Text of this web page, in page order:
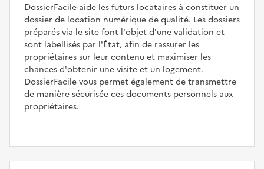
DossierFacile aide les futurs locataires à constituer un
dossier de location numérique de qualité. Les dossiers
préparés via le site font l'objet d'une validation et
sont labellisés par l'État, afin de rassurer les
propriétaires sur leur contenu et maximiser les
chances d'obtenir une visite et un logement.
DossierFacile vous permet également de transmettre
de manière sécurisée ces documents personnels aux
propriétaires.